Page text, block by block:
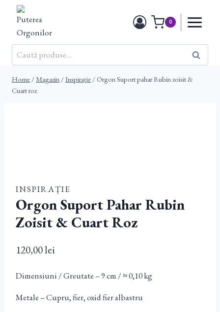
content
0
Caută
după:
Caută
Home / Magazin /Inspirație /Orgon Suport pahar Rubin zoisit &
Cuart roz
INSPIRAȚIE
Orgon Suport Pahar Rubin
Zoisit & Cuart Roz
120,00lei
Dimensiuni / Greutate – 9 cm / ≈ 0,10 kg
Metale – Cupru, fier, oxid fier albastru